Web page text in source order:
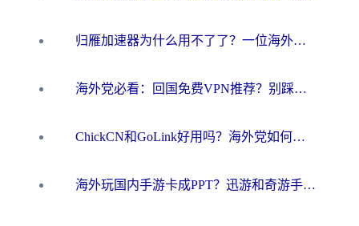
归雁加速器为什么用不了了？一位海外游子的真实困惑与技术解答
海外党必看：回国免费VPN推荐？别踩坑！教你选对加速器无缝刷国内资源
ChickCN和GoLink好用吗？海外党如何选对回国加速器
海外玩国内手游卡成PPT？迅游和奇游手游哪个好？一篇讲透回国加速器怎么选